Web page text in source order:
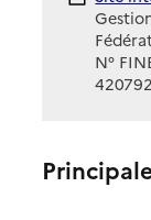
N°